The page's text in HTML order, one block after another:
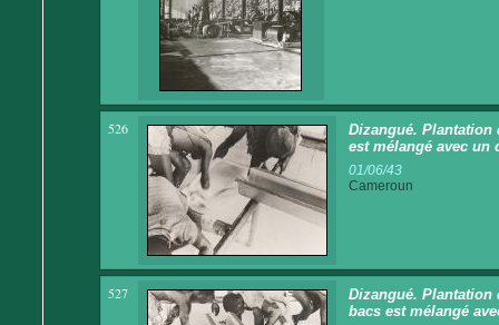
526
Dizangué. Plantation
est mélangé avec un
01/06/43
Cameroun
527
Dizangué. Plantation
bacs est mélangé